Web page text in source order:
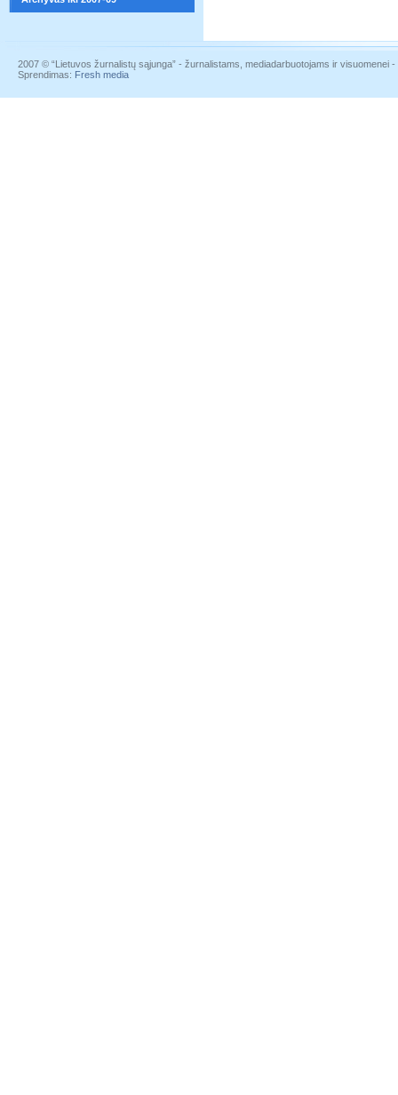
2007 © “Lietuvos žurnalistų sąjunga” - žurnalistams, mediadarbuotojams ir visuomenei
Sprendimas: Fresh media